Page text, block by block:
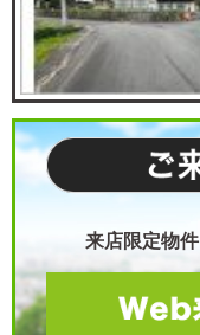
来店限定物件